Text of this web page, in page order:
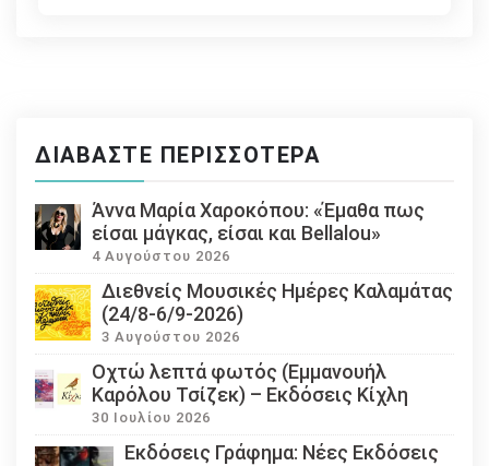
ΔΙΑΒΆΣΤΕ ΠΕΡΙΣΣΌΤΕΡΑ
Άννα Μαρία Χαροκόπου: «Έμαθα πως
είσαι μάγκας, είσαι και Bellalou»
4 Αυγούστου 2026
Διεθνείς Μουσικές Ημέρες Καλαμάτας
(24/8-6/9-2026)
3 Αυγούστου 2026
Οχτώ λεπτά φωτός (Εμμανουήλ
Καρόλου Τσίζεκ) – Εκδόσεις Κίχλη
30 Ιουλίου 2026
Εκδόσεις Γράφημα: Νέες Εκδόσεις